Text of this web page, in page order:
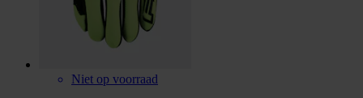
Niet op voorraad